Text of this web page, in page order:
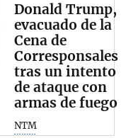
Donald Trump,
evacuado de la
Cena de
Corresponsales
tras un intento
de ataque con
armas de fuego
NTM